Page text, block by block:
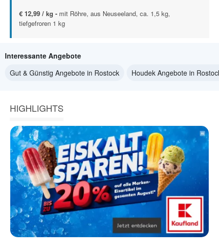
€ 12,99 / kg - mit Röhre, aus Neuseeland, ca. 1,5 kg,
tiefgefroren 1 kg
Interessante Angebote
Gut & Günstig Angebote in Rostock
Houdek Angebote in
HIGHLIGHTS